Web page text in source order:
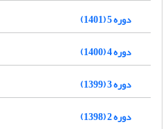
دوره 5 (1401)
دوره 4 (1400)
دوره 3 (1399)
دوره 2 (1398)